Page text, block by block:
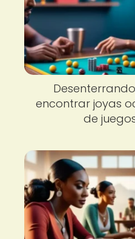
encontrar joyas
de